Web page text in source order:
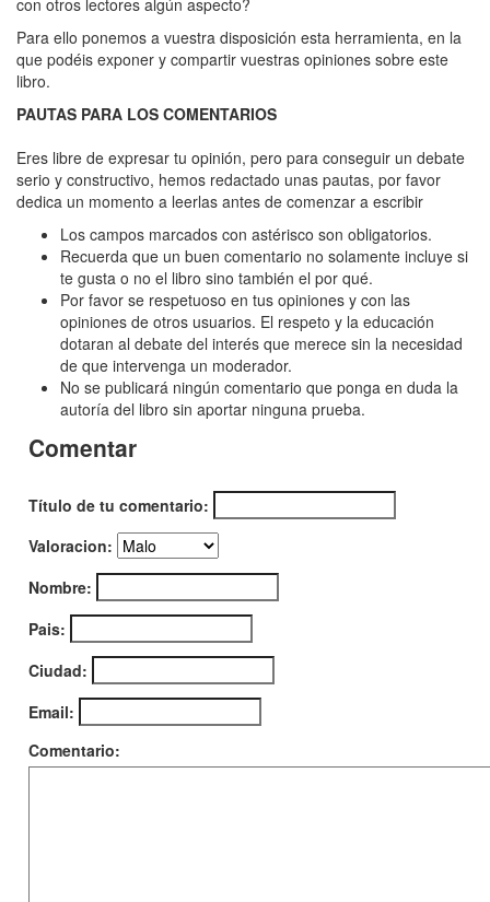
libro:
Bazar
con otros lectores algún aspecto?
Para ello ponemos a vuestra disposición esta herramienta, en la
que podéis exponer y compartir vuestras opiniones sobre este
libro.
PAUTAS PARA LOS COMENTARIOS
Eres libre de expresar tu opinión, pero para conseguir un debate
serio y constructivo, hemos redactado unas pautas, por favor
dedica un momento a leerlas antes de comenzar a escribir
Los campos marcados con astérisco son obligatorios.
Recuerda que un buen comentario no solamente incluye si
te gusta o no el libro sino también el por qué.
Por favor se respetuoso en tus opiniones y con las
opiniones de otros usuarios. El respeto y la educación
dotaran al debate del interés que merece sin la necesidad
de que intervenga un moderador.
No se publicará ningún comentario que ponga en duda la
autoría del libro sin aportar ninguna prueba.
Comentar
Título de tu comentario:
Valoracion:
Nombre:
Pais:
Ciudad:
Email:
Comentario: